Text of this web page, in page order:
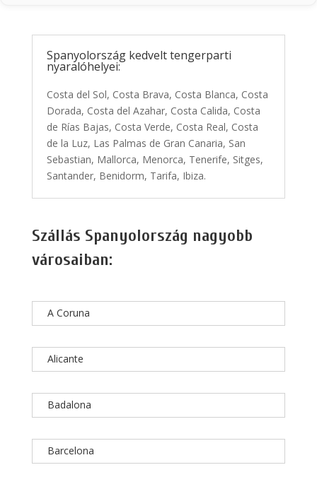
Spanyolország kedvelt tengerparti
nyaralóhelyei:
Costa del Sol, Costa Brava, Costa Blanca, Costa
Dorada, Costa del Azahar, Costa Calida, Costa
de Rías Bajas, Costa Verde, Costa Real, Costa
de la Luz, Las Palmas de Gran Canaria, San
Sebastian, Mallorca, Menorca, Tenerife, Sitges,
Santander, Benidorm, Tarifa, Ibiza.
Szállás Spanyolország nagyobb
városaiban:
A Coruna
Alicante
Badalona
Barcelona